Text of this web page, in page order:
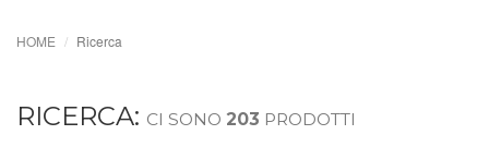
HOME Ricerca
RICERCA: CI SONO 203 PRODOTTI